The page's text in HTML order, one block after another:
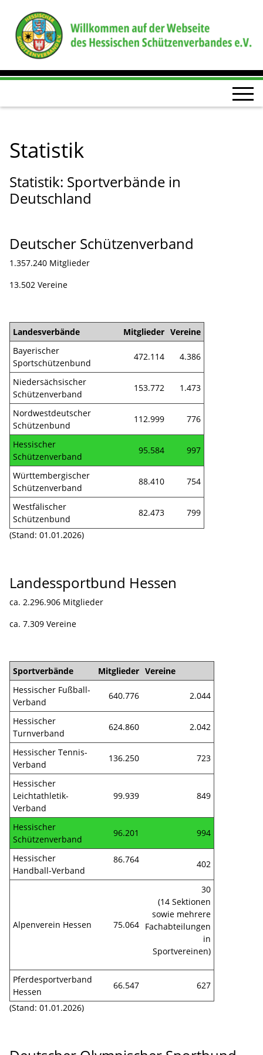
Statistik
Statistik: Sportverbände in
Deutschland
Deutscher Schützenverband
1.357.240 Mitglieder
13.502 Vereine
Landesverbände Mitglieder Vereine
Bayerischer
Sportschützenbund
472.114 4.386
Niedersächsischer
Schützenverband
153.772 1.473
Nordwestdeutscher
Schützenbund
112.999 776
Hessischer
Schützenverband
95.584 997
Württembergischer
Schützenverband
88.410 754
Westfälischer
Schützenbund
82.473
799
(Stand: 01.01.2026)
Landessportbund Hessen
ca. 2.296.906 Mitglieder
ca. 7.309 Vereine
Sportverbände Mitglieder Vereine
Hessischer Fußball-
Verband
640.776 2.044
Hessischer
Turnverband
624.860 2.042
Hessischer Tennis-
Verband
136.250 723
Hessischer
Leichtathletik-
Verband
99.939 849
Hessischer
Schützenverband
96.201 994
Hessischer
Handball-Verband
86.764 402
Alpenverein Hessen 75.064
30
(14 Sektionen
sowie mehrere
Fachabteilungen
in
Sportvereinen)
Pferdesportverband
Hessen
66.547
627
(Stand: 01.01.2026)